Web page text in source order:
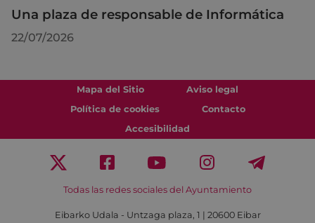
Una plaza de responsable de Informática
22/07/2026
Mapa del Sitio
Aviso legal
Política de cookies
Contacto
Accesibilidad
Todas las redes sociales del Ayuntamiento
Eibarko Udala - Untzaga plaza, 1 | 20600 Eibar